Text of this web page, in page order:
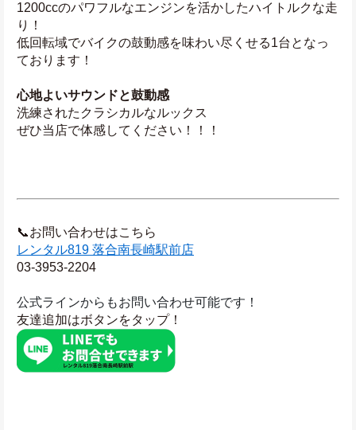
1200ccのパワフルなエンジンを活かしたハイトルクな走
り！
低回転域でバイクの鼓動感を味わい尽くせる1台となっ
ております！
心地よいサウンドと鼓動感
洗練されたクラシカルなルックス
ぜひ当店で体感してください！！！
📞お問い合わせはこちら
レンタル819 落合南長崎駅前店
03-3953-2204
公式ラインからもお問い合わせ可能です！
友達追加はボタンをタップ！